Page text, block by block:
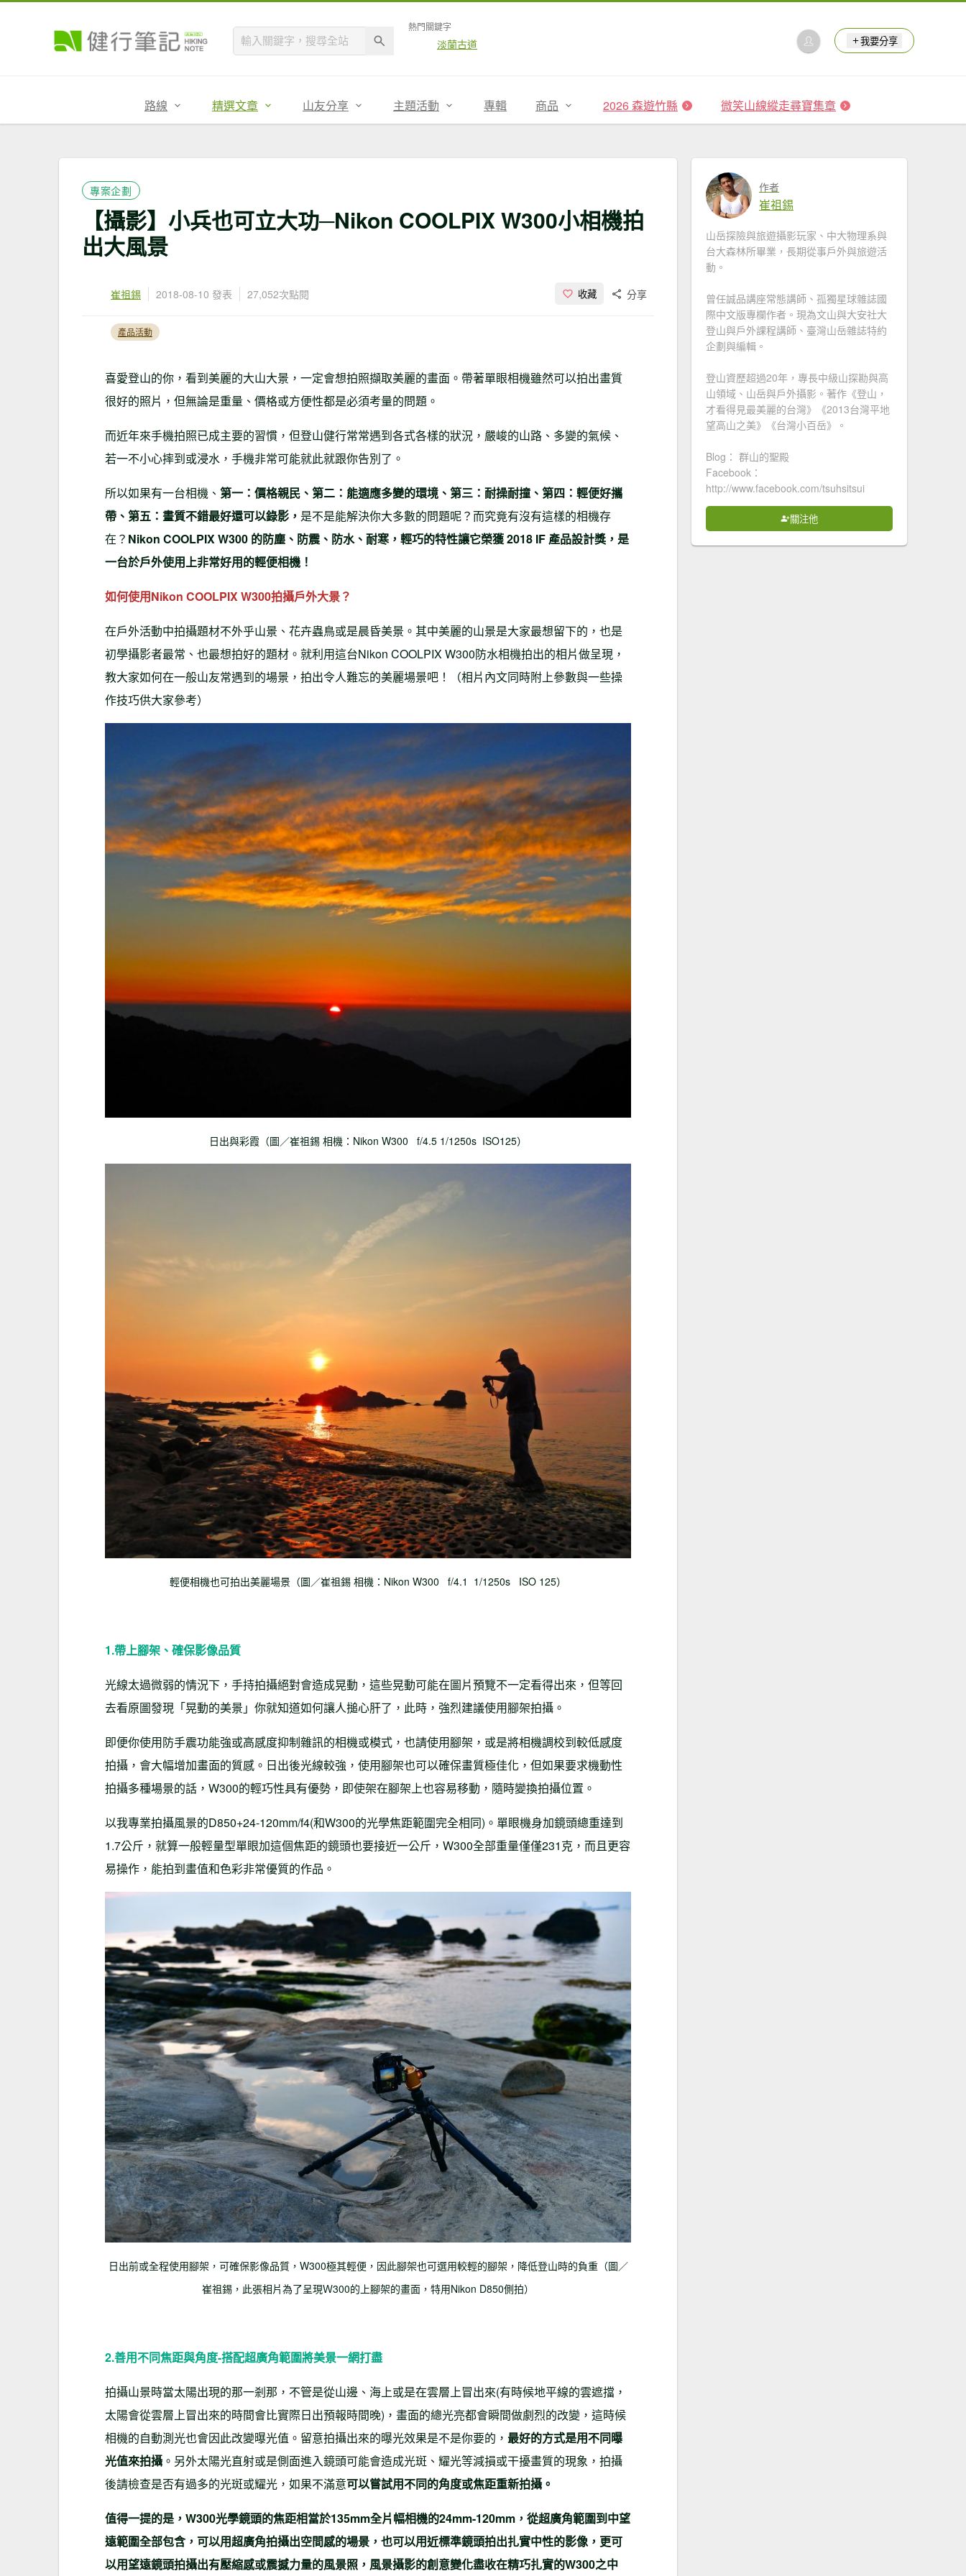
熱門關鍵字
淡蘭古道 我要分享
路線 精選文章 山友分享 主題活動 專輯 商品 2026 森遊竹縣 微笑山線縱走尋寶集章
專案企劃
【攝影】小兵也可立大功─Nikon COOLPIX W300小相機拍
出大風景
崔祖錫 2018-08-10 發表 27,052次點閱 收藏 分享
產品活動
喜愛登山的你，看到美麗的大山大景，一定會想拍照擷取美麗的畫面。帶著單眼相機雖然可以拍出畫質
很好的照片，但無論是重量、價格或方便性都是必須考量的問題。
而近年來手機拍照已成主要的習慣，但登山健行常常遇到各式各樣的狀況，嚴峻的山路、多變的氣候、
若一不小心摔到或浸水，手機非常可能就此就跟你告別了。
所以如果有一台相機、 第一：價格親民、第二：能適應多變的環境、第三：耐操耐撞、第四：輕便好攜
帶、第五：畫質不錯最好還可以錄影， 是不是能解決你大多數的問題呢？而究竟有沒有這樣的相機存
在？ Nikon COOLPIX W300 的防塵、防震、防水、耐寒，輕巧的特性讓它榮獲 2018 IF 產品設計獎，是
一台於戶外使用上非常好用的輕便相機！
如何使用Nikon COOLPIX W300拍攝戶外大景？
在戶外活動中拍攝題材不外乎山景、花卉蟲鳥或是晨昏美景。其中美麗的山景是大家最想留下的，也是
初學攝影者最常、也最想拍好的題材。就利用這台Nikon COOLPIX W300防水相機拍出的相片做呈現，
教大家如何在一般山友常遇到的場景，拍出令人難忘的美麗場景吧！（相片內文同時附上參數與一些操
作技巧供大家參考）
日出與彩霞（圖／崔祖錫 相機：Nikon W300 f/4.5 1/1250s ISO125）
輕便相機也可拍出美麗場景（圖／崔祖錫 相機： Nikon W300 f/4.1 1/1250s ISO 125）
1.帶上腳架、確保影像品質
光線太過微弱的情況下，手持拍攝絕對會造成晃動，這些晃動可能在圖片預覽不一定看得出來，但等回
去看原圖發現「晃動的美景」你就知道如何讓人搥心肝了，此時，強烈建議使用腳架拍攝。
即便你使用防手震功能強或高感度抑制雜訊的相機或模式，也請使用腳架，或是將相機調校到較低感度
拍攝，會大幅增加畫面的質感。日出後光線較強，使用腳架也可以確保畫質極佳化，但如果要求機動性
拍攝多種場景的話，W300的輕巧性具有優勢，即使架在腳架上也容易移動，隨時變換拍攝位置。
以我專業拍攝風景的D850+24-120mm/f4(和W300的光學焦距範圍完全相同)。單眼機身加鏡頭總重達到
1.7公斤，就算一般輕量型單眼加這個焦距的鏡頭也要接近一公斤，W300全部重量僅僅231克，而且更容
易操作，能拍到畫值和色彩非常優質的作品。
日出前或全程使用腳架，可確保影像品質，W300極其輕便，因此腳架也可選用較輕的腳架，降低登山時的負重（圖／
崔祖錫，此張相片為了呈現Ｗ300的上腳架的畫面，特用Nikon D850側拍）
2.善用不同焦距與角度-搭配超廣角範圍將美景一網打盡
拍攝山景時當太陽出現的那一剎那，不管是從山邊、海上或是在雲層上冒出來(有時候地平線的雲遮擋，
太陽會從雲層上冒出來的時間會比實際日出預報時間晚)，畫面的總光亮都會瞬間做劇烈的改變，這時候
相機的自動測光也會因此改變曝光值。留意拍攝出來的曝光效果是不是你要的， 最好的方式是用不同曝
光值來拍攝 。另外太陽光直射或是側面進入鏡頭可能會造成光斑、耀光等減損或干擾畫質的現象，拍攝
後請檢查是否有過多的光斑或耀光，如果不滿意可以嘗試用不同的角度或焦距重新拍攝。
值得一提的是，W300光學鏡頭的焦距相當於135mm全片幅相機的24mm-120mm ，從超廣角範圍到中望
遠範圍全部包含，可以用超廣角拍攝出空間感的場景，也可以用近標準鏡頭拍出扎實中性的影像，更可
以用望遠鏡頭拍攝出有壓縮感或震撼力量的風景照，風景攝影的創意變化盡收在精巧扎實的W300之中
作者
崔祖錫
山岳探險與旅遊攝影玩家、中大物理系與
台大森林所畢業，長期從事戶外與旅遊活
動。
曾任誠品講座常態講師、孤獨星球雜誌國
際中文版專欄作者。現為文山與大安社大
登山與戶外課程講師、臺灣山岳雜誌特約
企劃與編輯。
登山資歷超過20年，專長中級山探勘與高
山領域、山岳與戶外攝影。著作《登山，
才看得見最美麗的台灣》《2013台灣平地
望高山之美》《台灣小百岳》。
Blog： 群山的聖殿
Facebook：
http://www.facebook.com/tsuhsitsui
關注他